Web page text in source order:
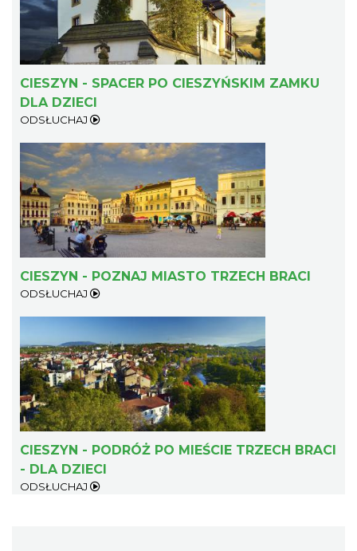
CIESZYN - SPACER PO CIESZYŃSKIM ZAMKU
DLA DZIECI
ODSŁUCHAJ
CIESZYN - POZNAJ MIASTO TRZECH BRACI
ODSŁUCHAJ
CIESZYN - PODRÓŻ PO MIEŚCIE TRZECH BRACI
- DLA DZIECI
ODSŁUCHAJ